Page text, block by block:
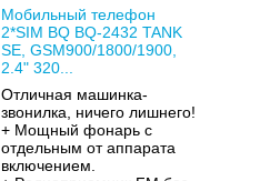
Мобильный телефон
2*SIM BQ BQ-2432 TANK
SE, GSM900/1800/1900,
2.4" 320...
Отличная машинка-
звонилка, ничего лишнего!
+ Мощный фонарь с
отдельным от аппарата
включением.